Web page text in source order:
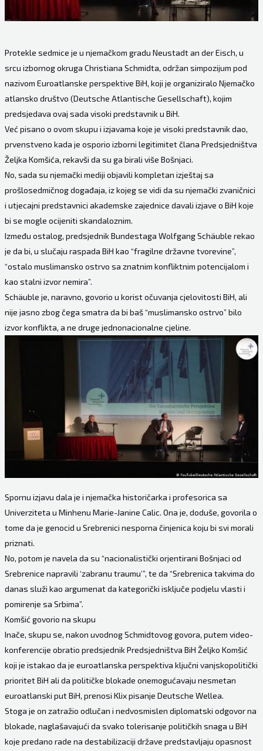
Protekle sedmice je u njemačkom gradu Neustadt an der Eisch, u
srcu izbornog okruga Christiana Schmidta, održan simpozijum pod
nazivom Euroatlanske perspektive BiH, koji je organiziralo Njemačko
atlansko društvo (Deutsche Atlantische Gesellschaft), kojim
predsjedava ovaj sada visoki predstavnik u BiH.
Već pisano o ovom skupu i izjavama koje je visoki predstavnik dao,
prvenstveno kada je osporio izborni legitimitet člana Predsjedništva
Željka Komšića, rekavši da su ga birali više Bošnjaci.
No, sada su njemački mediji objavili kompletan izještaj sa
prošlosedmičnog događaja, iz kojeg se vidi da su njemački zvaničnici
i utjecajni predstavnici akademske zajednice davali izjave o BiH koje
bi se mogle ocijeniti skandaloznim.
Između ostalog, predsjednik Bundestaga Wolfgang Schäuble rekao
je da bi, u slučaju raspada BiH kao “fragilne državne tvorevine”,
“ostalo muslimansko ostrvo sa znatnim konfliktnim potencijalom i
kao stalni izvor nemira”.
Schäuble je, naravno, govorio u korist očuvanja cjelovitosti BiH, ali
nije jasno zbog čega smatra da bi baš “muslimansko ostrvo” bilo
izvor konflikta, a ne druge jednonacionalne cjeline.
Spornu izjavu dala je i njemačka historičarka i profesorica sa
Univerziteta u Minhenu Marie-Janine Calic. Ona je, doduše, govorila o
tome da je genocid u Srebrenici nesporna činjenica koju bi svi morali
priznati.
No, potom je navela da su “nacionalistički orjentirani Bošnjaci od
Srebrenice napravili ‘zabranu traumu’”, te da “Srebrenica takvima do
danas služi kao argumenat da kategorički isključe podjelu vlasti i
pomirenje sa Srbima”.
Komšić govorio na skupu
Inače, skupu se, nakon uvodnog Schmidtovog govora, putem video-
konferencije obratio predsjednik Predsjedništva BiH Željko Komšić
koji je istakao da je euroatlanska perspektiva ključni vanjskopolitički
prioritet BiH ali da političke blokade onemogućavaju nesmetan
euroatlanski put BiH, prenosi Klix pisanje Deutsche Wellea.
Stoga je on zatražio odlučan i nedvosmislen diplomatski odgovor na
blokade, naglašavajući da svako tolerisanje političkih snaga u BiH
koje predano rade na destabilizaciji države predstavljaju opasnost